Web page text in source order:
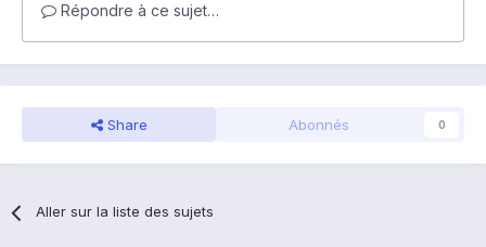
Répondre à ce sujet…
Share Abonnés 0
Aller sur la liste des sujets